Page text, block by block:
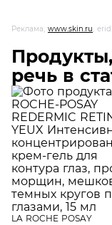
Реклама, www.skin.ru,
речь в
LA ROCHE POSAY